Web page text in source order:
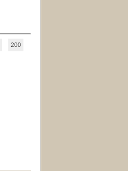
200